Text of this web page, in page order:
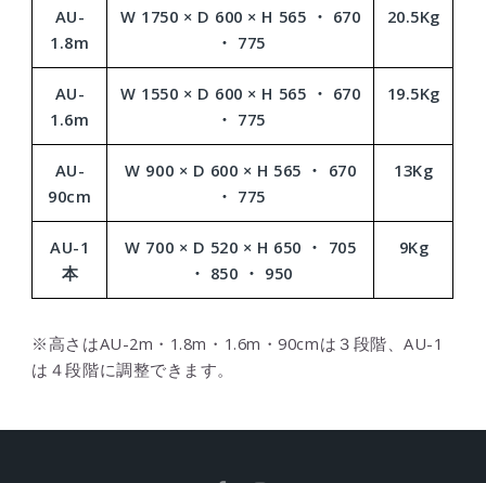
AU-
1.8m
W 1750 × D 600 × H 565 ・ 670
・ 775
20.5Kg
AU-
1.6m
W 1550 × D 600 × H 565 ・ 670
・ 775
19.5Kg
AU-
90cm
W 900 × D 600 × H 565 ・ 670
・ 775
13Kg
AU-1
本
W 700 × D 520 × H 650 ・ 705
・ 850 ・ 950
9Kg
※高さはAU-2m・1.8m・1.6m・90cmは３段階、AU-1
は４段階に調整できます。